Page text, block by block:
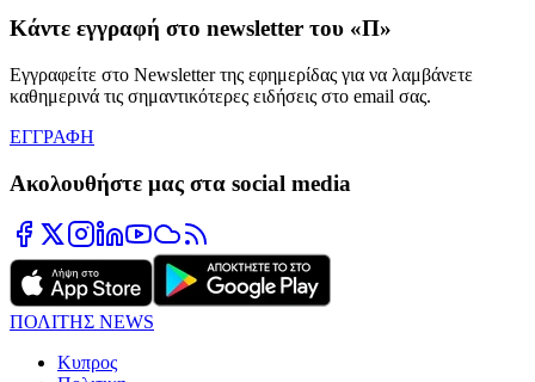
Κάντε εγγραφή στο newsletter του «Π»
Εγγραφείτε στο Newsletter της εφημερίδας για να λαμβάνετε
καθημερινά τις σημαντικότερες ειδήσεις στο email σας.
ΕΓΓΡΑΦΗ
Ακολουθήστε μας στα social media
ΠΟΛΙΤΗΣ NEWS
Κυπρος